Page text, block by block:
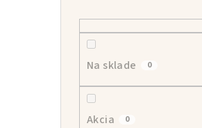
Na sklade 0
Akcia 0